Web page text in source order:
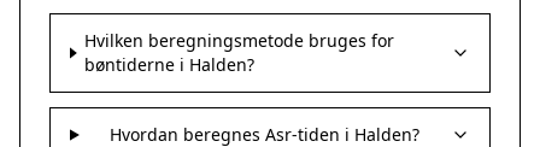
Hvilken beregningsmetode bruges for
bøntiderne i Halden?
Hvordan beregnes Asr-tiden i Halden?